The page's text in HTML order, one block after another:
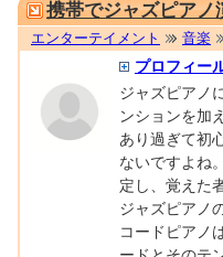
携帯でジャズピアノ
エンターテイメント 音楽
プロフィー
ジャズピアノ
ンションを加
あり過ぎて初
ないですよね
定し、覚えた
ジャズピアノ
コードピアノ